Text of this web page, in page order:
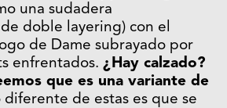
una sudadera
doble layering) con el
de Dame subrayado por
enfrentados. ¿Hay calzado?
que es una variante de
diferente de estas es que se